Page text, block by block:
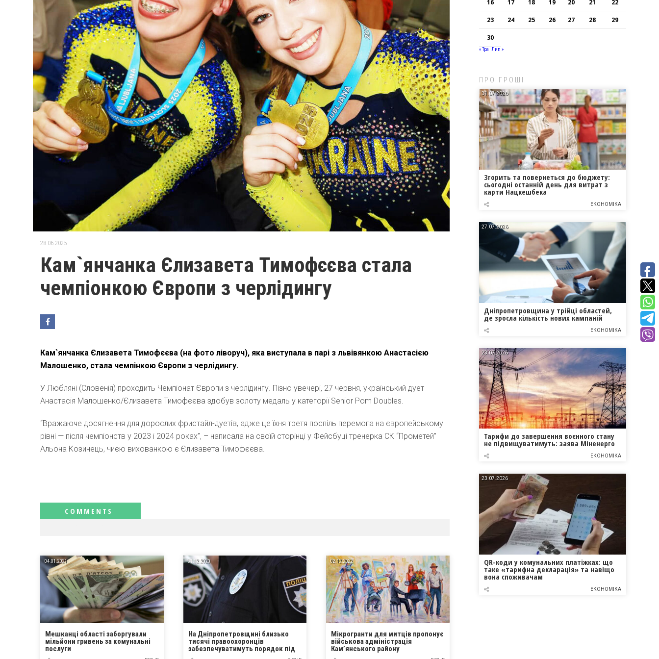
28.06.2025
Кам`янчанка Єлизавета Тимофєєва стала
чемпіонкою Європи з черлідингу
Кам`янчанка Єлизавета Тимофєєва (на фото ліворуч), яка виступала в парі з львівянкою Анастасією
Малошенко, стала чемпінкою Європи з черлідингу.
У Любляні (Словенія) проходить Чемпіонат Європи з черлідингу. Пізно увечері, 27 червня, український дует
Анастасія Малошенко/Єлизавета Тимофєєва здобув золоту медаль у категорії Senior Pom Doubles.
“Вражаюче досягнення для дорослих фристайл-дуетів, адже це їхня третя поспіль перемога на європейському
рівні — після чемпіонств у 2023 і 2024 роках”, – написала на своїй сторінці у Фейсбуці тренерка СК “Прометей”
Альона Козинець, чиєю вихованкою є Єлизавета Тимофєєва.
04.01.2021
Мешканці області заборгували
мільйони гривень за комунальні
послуги
31.12.2020
На Дніпропетровщині близько
тисячі правоохоронців
забезпечуватимуть порядок під
час новорічних свят
02.12.2022
Мікрогранти для митців пропонує
військова адміністрація
Кам’янського району
16 17 18 19 20 21 22
23 24 25 26 27 28 29
30
« Тра Лип »
ПРО ГРОШІ
31.07.2026
Згорить та повернеться до бюджету:
сьогодні останній день для витрат з
карти Нацкешбека
ЕКОНОМІКА
27.07.2026
Дніпропетровщина у трійці областей,
де зросла кількість нових кампаній
ЕКОНОМІКА
23.07.2026
Тарифи до завершення воєнного стану
не підвищуватимуть: заява Міненерго
ЕКОНОМІКА
23.07.2026
QR-коди у комунальних платіжках: що
таке «тарифна декларація» та навіщо
вона споживачам
ЕКОНОМІКА